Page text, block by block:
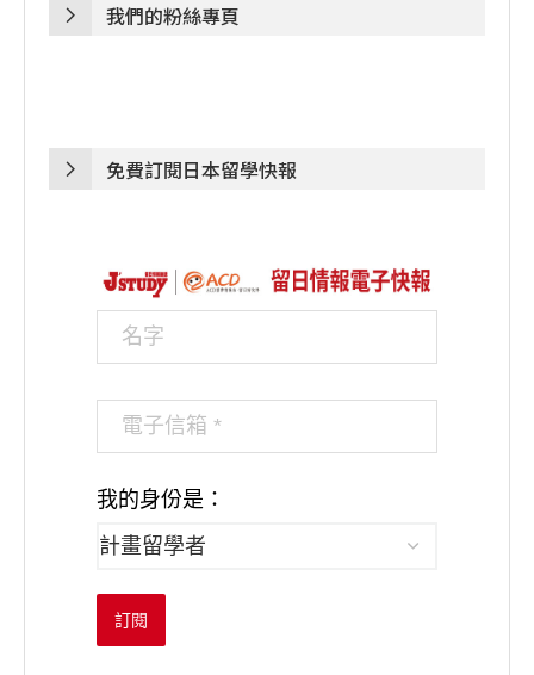
我們的粉絲專頁
免費訂閱日本留學快報
我的身份是：
訂閱